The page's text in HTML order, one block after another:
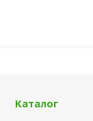
Каталог